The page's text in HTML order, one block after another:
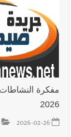
2026
2026-02-26